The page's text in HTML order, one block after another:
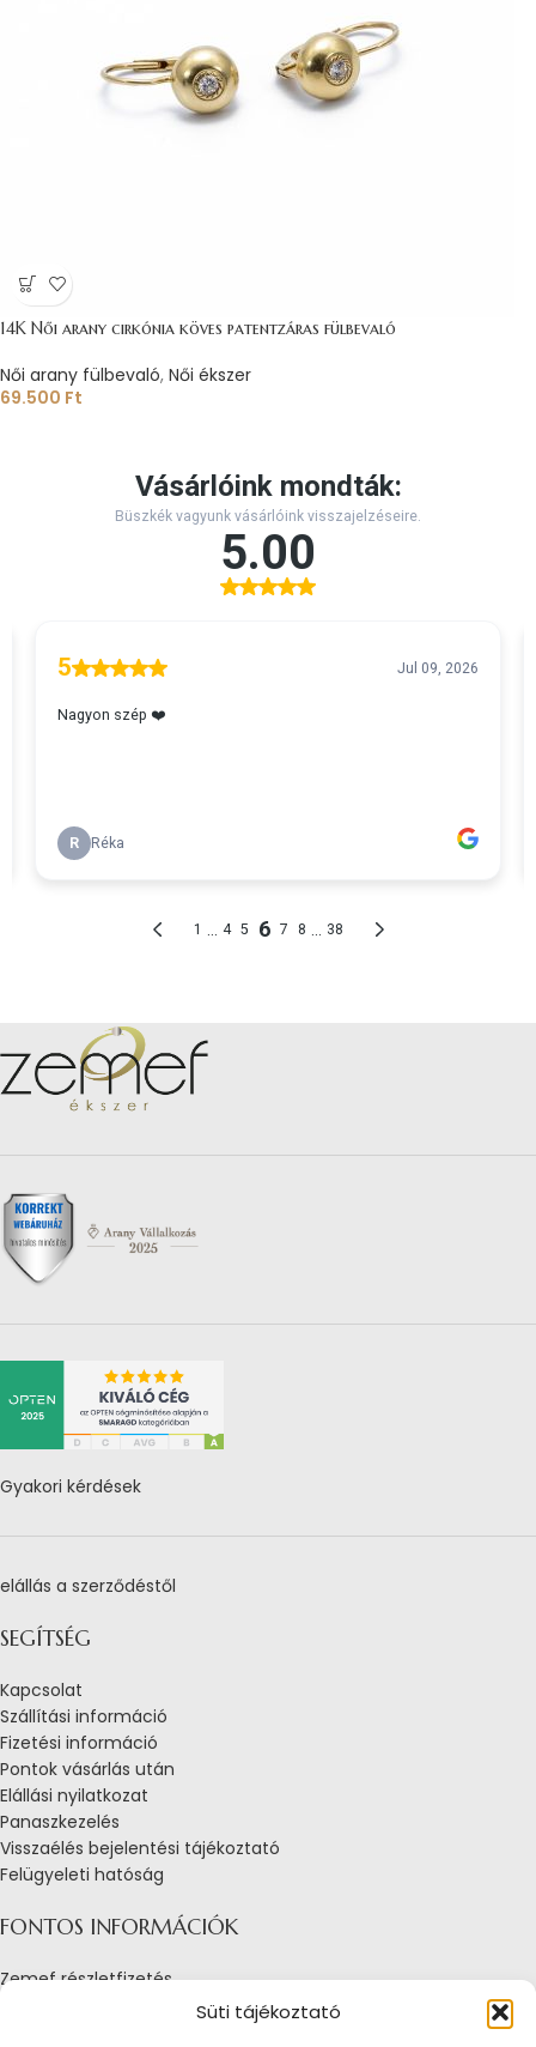
Süti tájékoztató
14K Női arany cirkónia köves patentzáras fülbevaló
Női arany fülbevaló, Női ékszer
69.500 Ft
Gyakori kérdések
elállás a szerződéstől
SEGÍTSÉG
Kapcsolat
Szállítási információ
Fizetési információ
Pontok vásárlás után
Elállási nyilatkozat
Panaszkezelés
Visszaélés bejelentési tájékoztató
Felügyeleti hatóság
FONTOS INFORMÁCIÓK
Zemef részletfizetés
Adatkezelési tájékoztató